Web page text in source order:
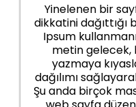
Yinelenen bir
dikkatini
Ipsum
metin
yazmaya
dağılımı
Şu anda birçok